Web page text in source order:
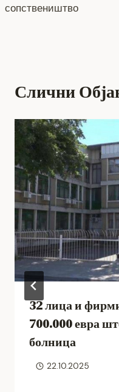
сопствеништво
Слични
32 лица и
700.000 евра
болница
22.10.2025